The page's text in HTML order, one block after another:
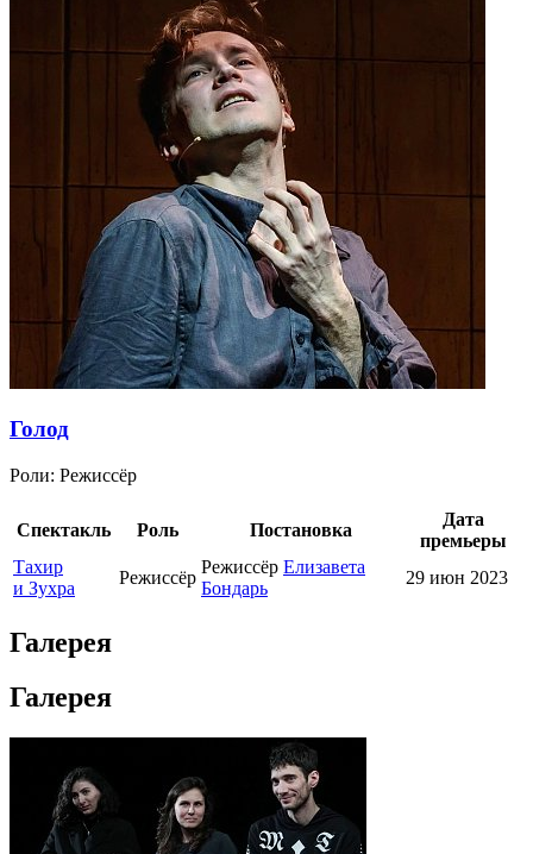
Голод
Роли: Режиссёр
Спектакль Роль Постановка
Дата
премьеры
Тахир
и Зухра
Режиссёр
Режиссёр Елизавета
Бондарь
29 июн 2023
Галерея
Галерея